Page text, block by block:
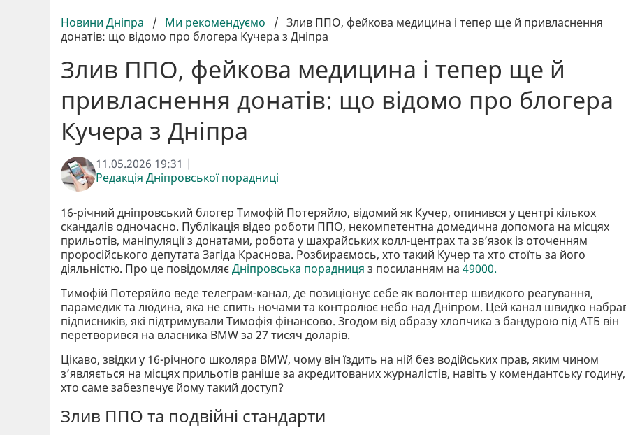
Новини Дніпра / Ми рекомендуємо / Злив ППО, фейкова медицина і тепер ще й привласнення
донатів: що відомо про блогера Кучера з Дніпра
Злив ППО, фейкова медицина і тепер ще й
привласнення донатів: що відомо про блогера
Кучера з Дніпра
11.05.2026 19:31 |
Редакція Дніпровської порадниці
16-річний дніпровський блогер Тимофій Потеряйло, відомий як Кучер, опинився у центрі кількох
скандалів одночасно. Публікація відео роботи ППО, некомпетентна домедична допомога на місцях
прильотів, маніпуляції з донатами, робота у шахрайських колл-центрах та звʼязок із оточенням
проросійського депутата Загіда Краснова. Розбираємось, хто такий Кучер та хто стоїть за його
діяльністю. Про це повідомляєДніпровська порадниця з посиланням на 49000.
Тимофій Потеряйло веде телеграм-канал, де позиціонує себе як волонтер швидкого реагування,
парамедик та людина, яка не спить ночами та контролює небо над Дніпром. Цей канал швидко
підписників, які підтримували Тимофія фінансово. Згодом від образу хлопчика з бандурою під АТБ він
перетворився на власника BMW за 27 тисяч доларів.
Цікаво, звідки у 16-річного школяра BMW, чому він їздить на ній без водійських прав, яким чином
зʼявляється на місцях прильотів раніше за акредитованих журналістів, навіть у комендантську
хто саме забезпечує йому такий доступ?
Злив ППО та подвійні стандарти